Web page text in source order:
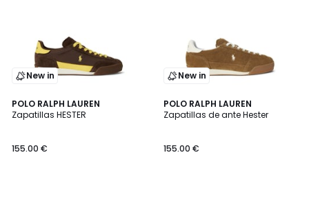
New in
POLO RALPH LAUREN
Zapatillas HESTER
155.00 €
New in
POLO RALPH LAUREN
Zapatillas de ante Hester
155.00 €